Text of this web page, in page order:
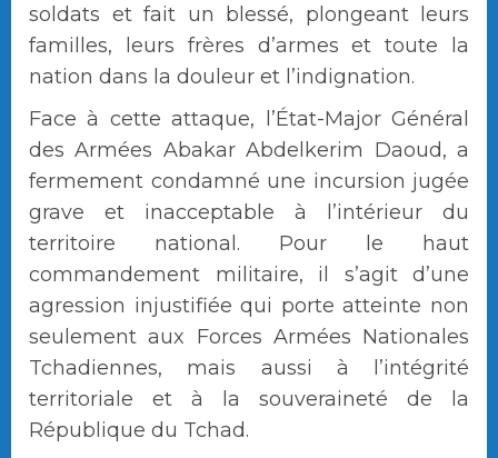
soldats et fait un blessé, plongeant leurs
familles, leurs frères d’armes et toute la
nation dans la douleur et l’indignation.
Face à cette attaque, l’État-Major Général
des Armées Abakar Abdelkerim Daoud, a
fermement condamné une incursion jugée
grave et inacceptable à l’intérieur du
territoire national. Pour le haut
commandement militaire, il s’agit d’une
agression injustifiée qui porte atteinte non
seulement aux Forces Armées Nationales
Tchadiennes, mais aussi à l’intégrité
territoriale et à la souveraineté de la
République du Tchad.